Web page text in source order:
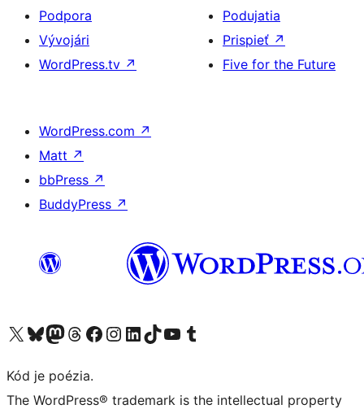
Podpora
Vývojári
WordPress.tv ↗
Podujatia
Prispieť ↗
Five for the Future
WordPress.com ↗
Matt ↗
bbPress ↗
BuddyPress ↗
Navštívte náš účet na X (predtým Twitter)
Navštívte náš účet na platforme Bluesky
Navštívte náš účet na Mastodone
Navštívte náš účet na platforme Threads
Navštívte našu stránku na Facebooku
Navštívte náš účet Instagram
Navštívte náš účet LinkedIn
Navštívte náš účet na platforme TikTok
Navštívte náš kanál YouTube
Navštívte náš účet na platforme Tumblr
Kód je poézia.
The WordPress® trademark is the intellectual property